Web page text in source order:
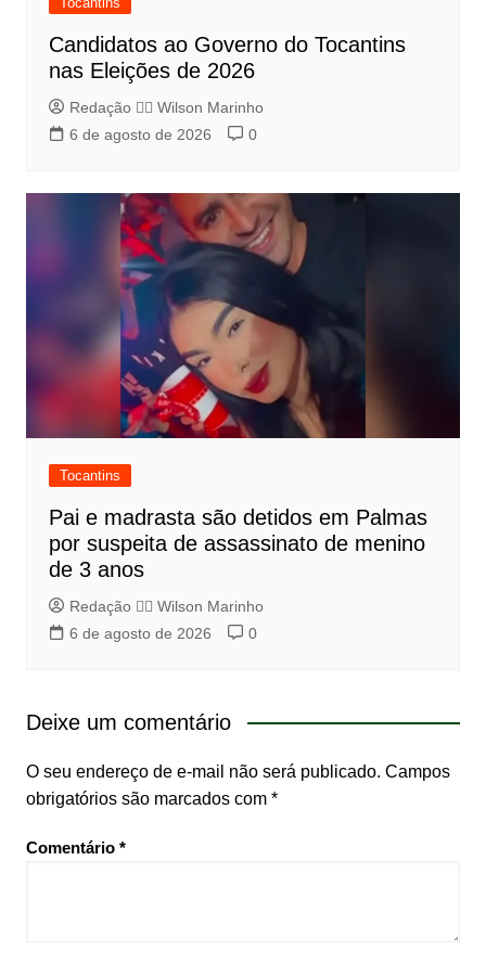
Candidatos ao Governo do Tocantins
nas Eleições de 2026
Redação 👨‍⚖️​ Wilson Marinho
6 de agosto de 2026
0
Tocantins
Pai e madrasta são detidos em Palmas
por suspeita de assassinato de menino
de 3 anos
Redação 👨‍⚖️​ Wilson Marinho
6 de agosto de 2026
0
Deixe um comentário
O seu endereço de e-mail não será publicado. Campos
obrigatórios são marcados com *
Comentário *